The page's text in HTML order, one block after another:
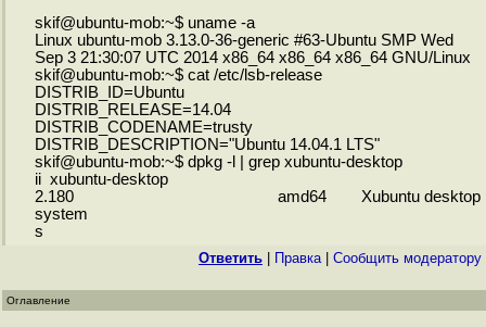
skif@ubuntu-mob:~$ uname -a
Linux ubuntu-mob 3.13.0-36-generic #63-Ubuntu SMP Wed
Sep 3 21:30:07 UTC 2014 x86_64 x86_64 x86_64 GNU/Linux
skif@ubuntu-mob:~$ cat /etc/lsb-release
DISTRIB_ID=Ubuntu
DISTRIB_RELEASE=14.04
DISTRIB_CODENAME=trusty
DISTRIB_DESCRIPTION="Ubuntu 14.04.1 LTS"
skif@ubuntu-mob:~$ dpkg -l | grep xubuntu-desktop
ii xubuntu-desktop
2.180 amd64 Xubuntu desktop
system
s
Ответить Правка| Cообщить модератору
Оглавление